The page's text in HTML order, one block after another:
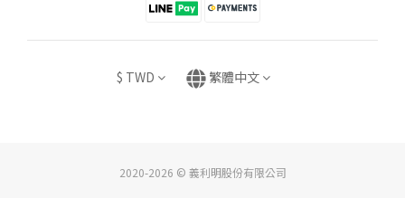
$ TWD 繁體中文
2020-2026 © 義利明股份有限公司